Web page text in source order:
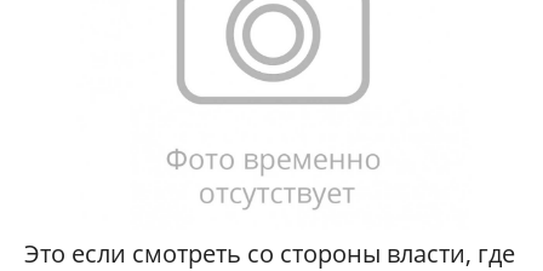
Это если смотреть со стороны власти, где